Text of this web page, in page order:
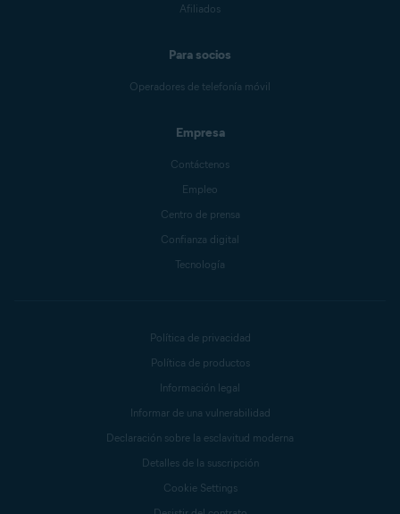
Afiliados
Para socios
Operadores de telefonía móvil
Empresa
Contáctenos
Empleo
Centro de prensa
Confianza digital
Tecnología
Política de privacidad
Política de productos
Información legal
Informar de una vulnerabilidad
Declaración sobre la esclavitud moderna
Detalles de la suscripción
Cookie Settings